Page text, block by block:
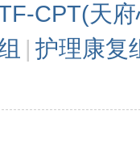
CPT(天
| 护理康复